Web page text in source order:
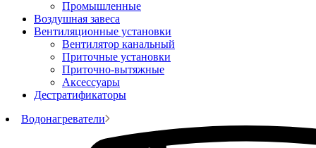
Промышленные
Воздушная завеса
Вентиляционные установки
Вентилятор канальный
Приточные установки
Приточно-вытяжные
Аксессуары
Дестратификаторы
Водонагреватели